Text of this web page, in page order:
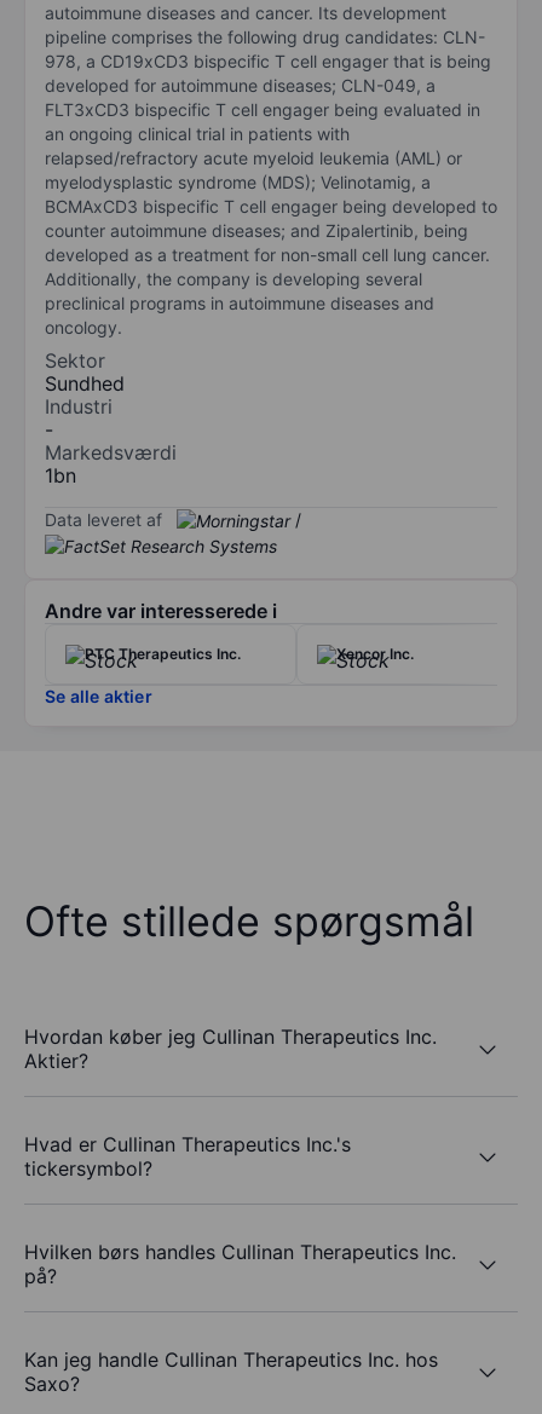
autoimmune diseases and cancer. Its development
pipeline comprises the following drug candidates: CLN-
978, a CD19xCD3 bispecific T cell engager that is being
developed for autoimmune diseases; CLN-049, a
FLT3xCD3 bispecific T cell engager being evaluated in
an ongoing clinical trial in patients with
relapsed/refractory acute myeloid leukemia (AML) or
myelodysplastic syndrome (MDS); Velinotamig, a
BCMAxCD3 bispecific T cell engager being developed to
counter autoimmune diseases; and Zipalertinib, being
developed as a treatment for non-small cell lung cancer.
Additionally, the company is developing several
preclinical programs in autoimmune diseases and
oncology.
Sektor
Sundhed
Industri
-
Markedsværdi
1bn
Data leveret af /
Andre var interesserede i
PTC Therapeutics Inc. Xencor Inc.
Se alle aktier
Ofte stillede spørgsmål
Hvordan køber jeg Cullinan Therapeutics Inc.
Aktier?
Hvad er Cullinan Therapeutics Inc.'s
tickersymbol?
Hvilken børs handles Cullinan Therapeutics Inc.
på?
Kan jeg handle Cullinan Therapeutics Inc. hos
Saxo?